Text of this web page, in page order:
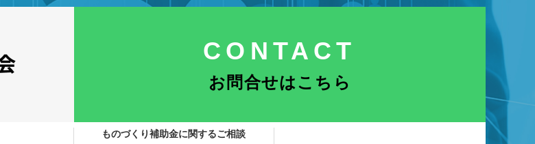
CONTACT
お問合せはこちら
ものづくり補助金に関するご相談